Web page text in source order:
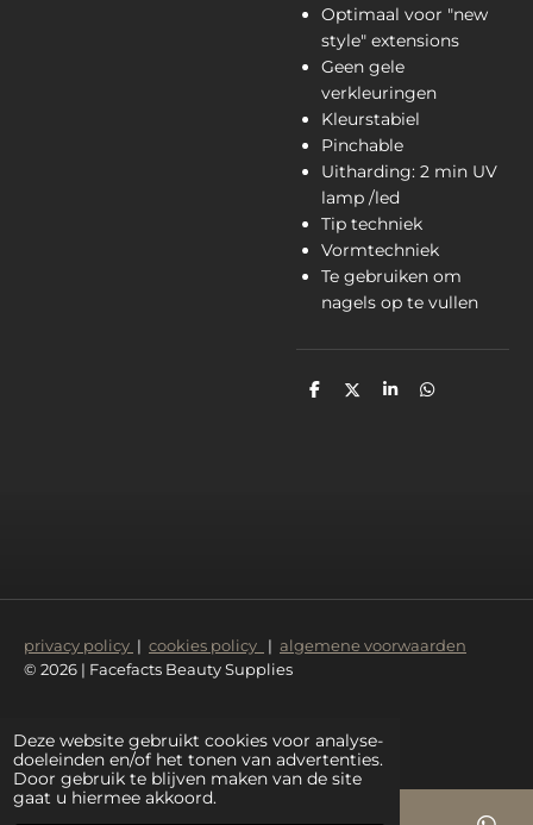
Deze website gebruikt cookies voor analyse-
doeleinden en/of het tonen van advertenties.
Door gebruik te blijven maken van de site
gaat u hiermee akkoord.
Optimaal voor "new
style" extensions
Geen gele
verkleuringen
Kleurstabiel
Pinchable
Uitharding: 2 min UV
lamp /led
Tip techniek
Vormtechniek
Te gebruiken om
nagels op te vullen
D
D
S
D
privacy policy | cookies policy | algemene voorwaarden
© 2026 | Facefacts Beauty Supplies